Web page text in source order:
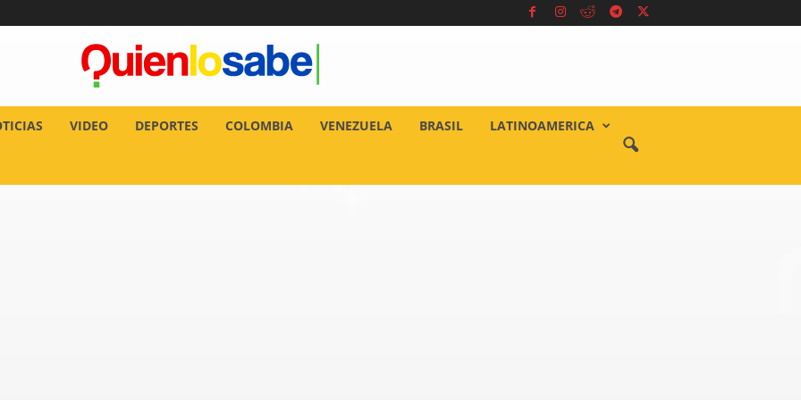
VIDEO DEPORTES COLOMBIA VENEZUELA BRASIL LATINOAMERICA